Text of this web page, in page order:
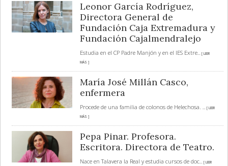
Leonor García Rodríguez,
Directora General de
Fundación Caja Extremadura y
Fundación Cajalmendralejo
Estudia en el CP Padre Manjón y en el IES Extre... [ LEER
MÁS ]
María José Millán Casco,
enfermera
Procede de una familia de colonos de Helechosa. ... [ LEER
MÁS ]
Pepa Pinar. Profesora.
Escritora. Directora de Teatro.
Nace en Talavera la Real y estudia cursos de doc... [ LEER